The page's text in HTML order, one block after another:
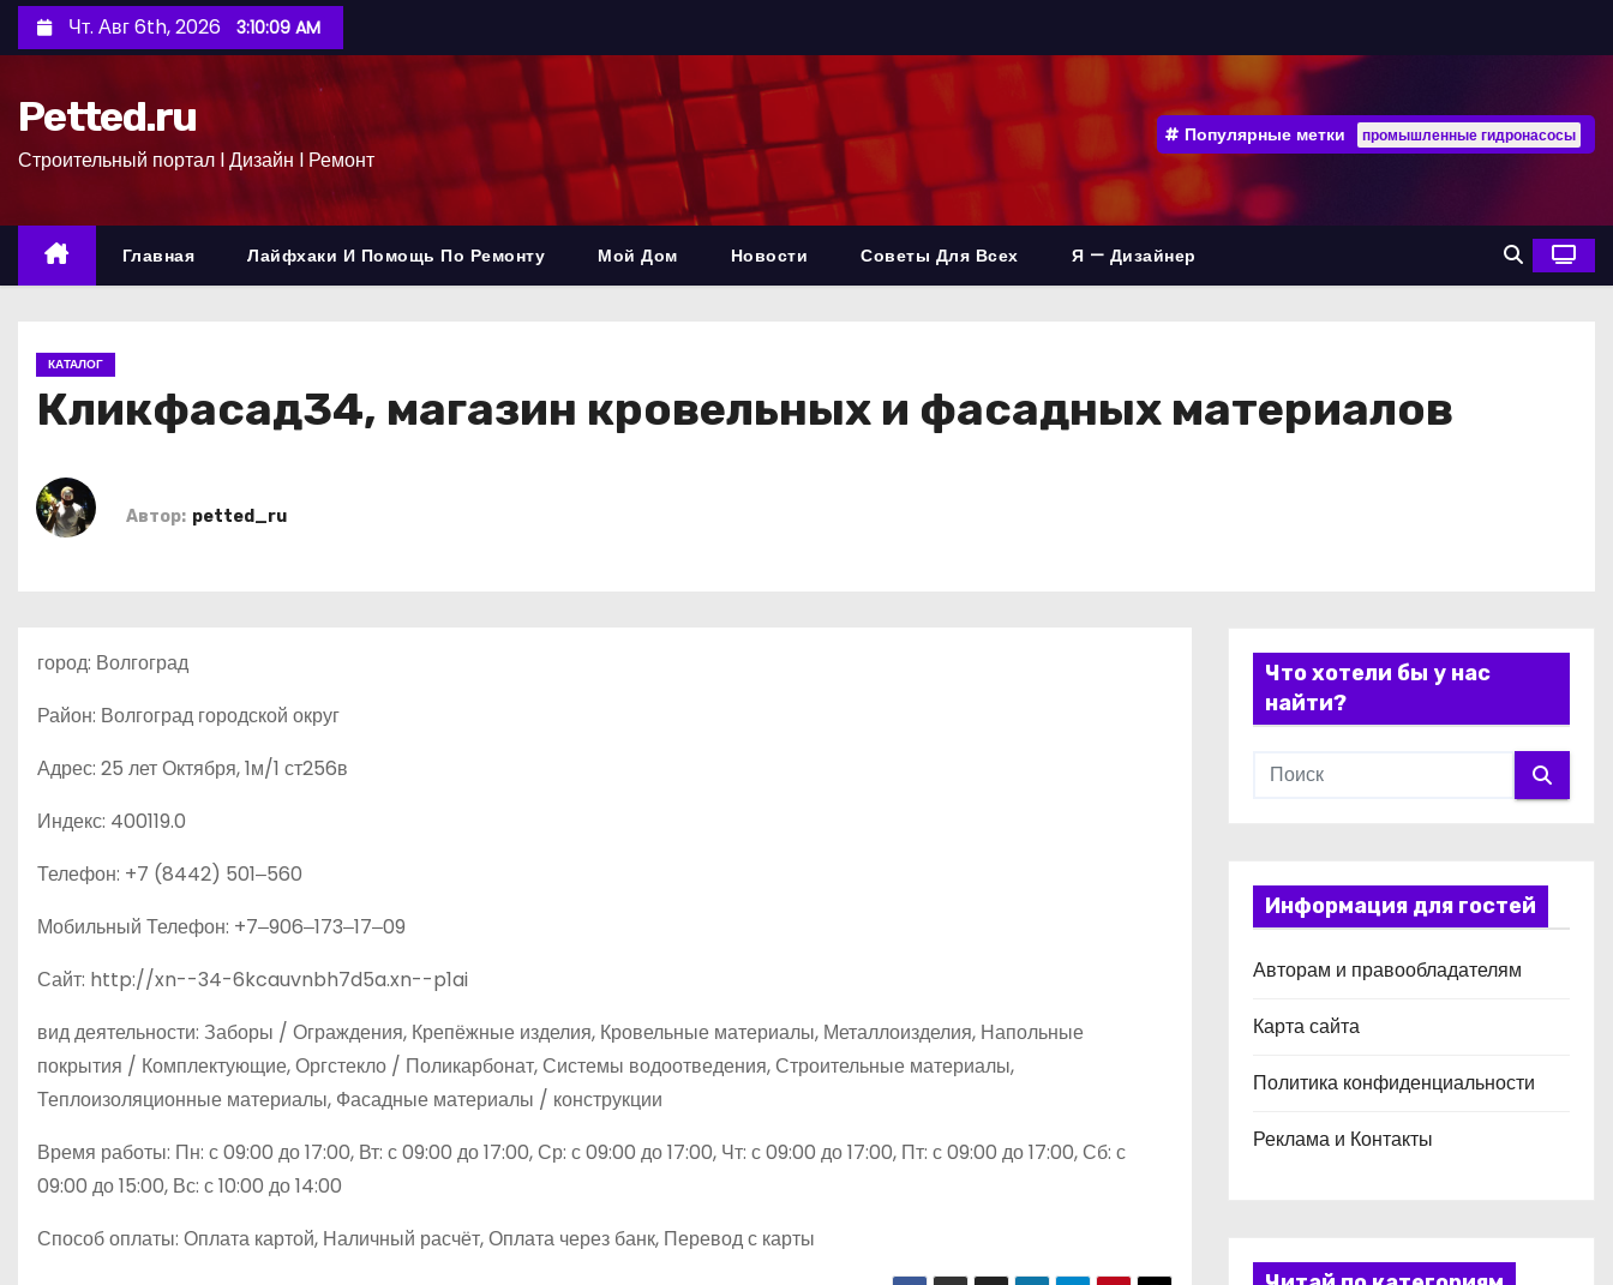
е
с
Чт. Авг 6th, 2026 3:10:10 AM
Petted.ru
Строительный портал l Дизайн l Ремонт
Популярные метки промышленные гидронасосы
Главная Лайфхаки И Помощь По Ремонту Мой Дом Новости Советы Для Всех Я — Дизайнер
КАТАЛОГ
Кликфасад34, магазин кровельных и фасадных материалов
Автор: petted_ru
город: Волгоград
Район: Волгоград городской округ
Адрес: 25 лет Октября, 1м/1 ст256в
Индекс: 400119.0
Телефон: +7 (8442) 501‒560
Мобильный Телефон: +7‒906‒173‒17‒09
Сайт: http://xn--34-6kcauvnbh7d5a.xn--p1ai
вид деятельности: Заборы / Ограждения, Крепёжные изделия, Кровельные материалы, Металлоизделия, Напольные
покрытия / Комплектующие, Оргстекло / Поликарбонат, Системы водоотведения, Строительные материалы,
Теплоизоляционные материалы, Фасадные материалы / конструкции
Время работы: Пн: с 09:00 до 17:00, Вт: с 09:00 до 17:00, Ср: с 09:00 до 17:00, Чт: с 09:00 до 17:00, Пт: с 09:00 до 17:00, Сб: с
09:00 до 15:00, Вс: с 10:00 до 14:00
Способ оплаты: Оплата картой, Наличный расчёт, Оплата через банк, Перевод с карты
Что хотели бы у нас
найти?
Информация для гостей
Авторам и правообладателям
Карта сайта
Политика конфиденциальности
Реклама и Контакты